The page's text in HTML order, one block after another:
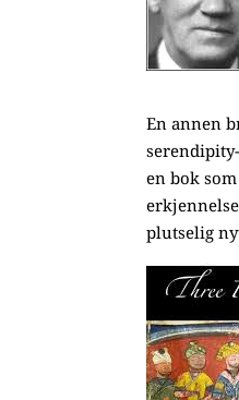
En annen
en bok
plutselig